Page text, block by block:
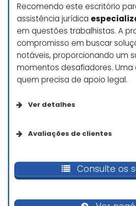
Recomendo este escritório
assistência jurídica
em questões trabalhistas. A
compromisso em buscar
notáveis, proporcionando um
momentos desafiadores. Uma
quem precisa de apoio legal.
Ver detalhes
Serviços no local
Avaliações de clientes
Consulte os